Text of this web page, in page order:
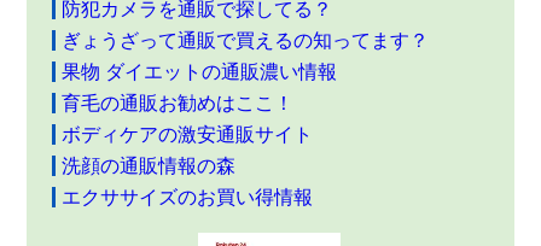
防犯カメラを通販で探してる？
ぎょうざって通販で買えるの知ってます？
果物 ダイエットの通販濃い情報
育毛の通販お勧めはここ！
ボディケアの激安通販サイト
洗顔の通販情報の森
エクササイズのお買い得情報